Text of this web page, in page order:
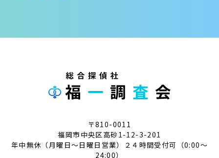
〒810-0011
福岡市中央区高砂1-12-3-201
年中無休（月曜日～日曜日営業）２４時間受付可（0:00～
24:00）